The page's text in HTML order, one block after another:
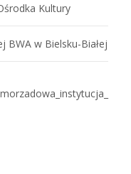
Kultury
BWA w Bielsku-Białej